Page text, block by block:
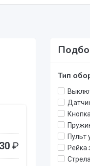
₽
Тип
Кнопка
Пульт
Рейка